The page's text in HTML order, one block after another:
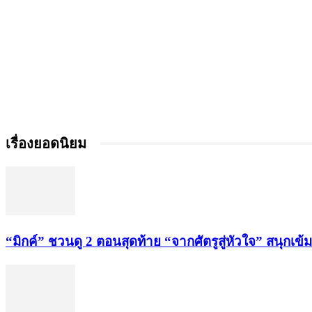
เรื่องยอดนิยม
“มิกค์” ชวนดู 2 ตอนสุดท้าย “จากศัตรูสู่หัวใจ” สนุกเข้